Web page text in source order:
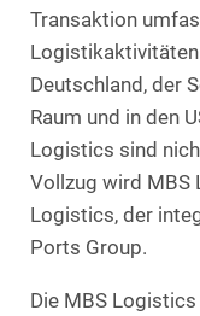
Transaktion
Deutschland, der
Raum und in den
Logistics sind
Vollzug wird MBS
Logistics, der
Ports Group.
Die MBS